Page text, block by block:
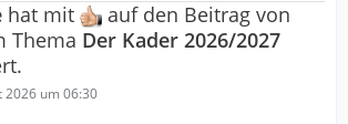
hat mit
auf den Beitrag von
Thema Der Kader 2026/2027
2026 um 06:30